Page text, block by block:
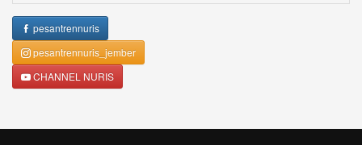
pesantrennuris
pesantrennuris_jember
CHANNEL NURIS